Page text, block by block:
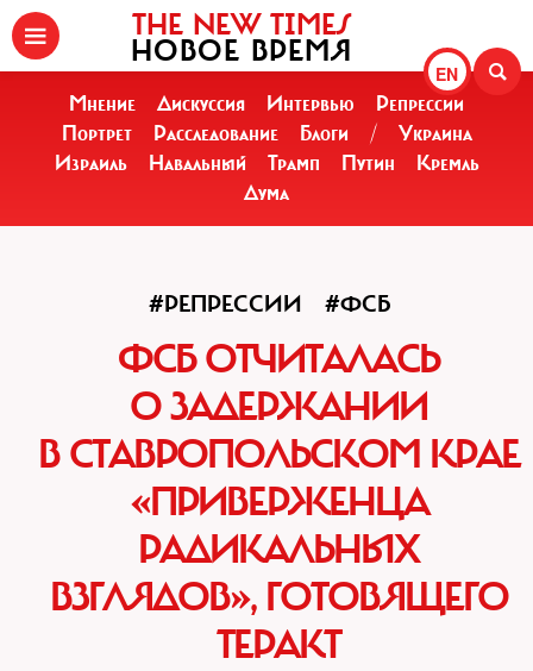
EN
THE NEW TIMES
НОВОЕ ВРЕМЯ
Мнение Дискуссия Интервью
Репрессии
Портрет
Расследование Блоги /
Украина
Израиль
Навальный Трамп Путин
Кремль
Дума
#РЕПРЕССИИ #ФСБ
ФСБ ОТЧИТАЛАСЬ
О ЗАДЕРЖАНИИ
В СТАВРОПОЛЬСКОМ КРАЕ
«ПРИВЕРЖЕНЦА
РАДИКАЛЬНЫХ
ВЗГЛЯДОВ», ГОТОВЯЩЕГО
ТЕРАКТ